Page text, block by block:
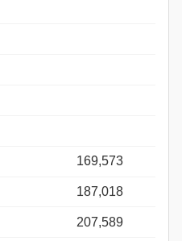
169,573
187,018
207,589